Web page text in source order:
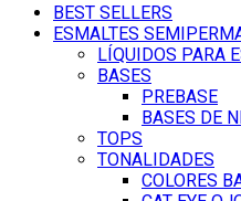
BEST SELLERS
ESMALTES
LÍQUIDOS PARA
BASES
PREBASE
BASES DE
TOPS
TONALIDADES
COLORES